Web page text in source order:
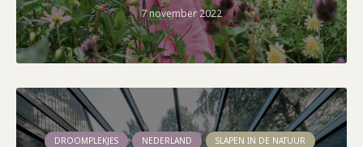
7 november 2022
DROOMPLEKJES NEDERLAND
SLAPEN IN DE NATUUR